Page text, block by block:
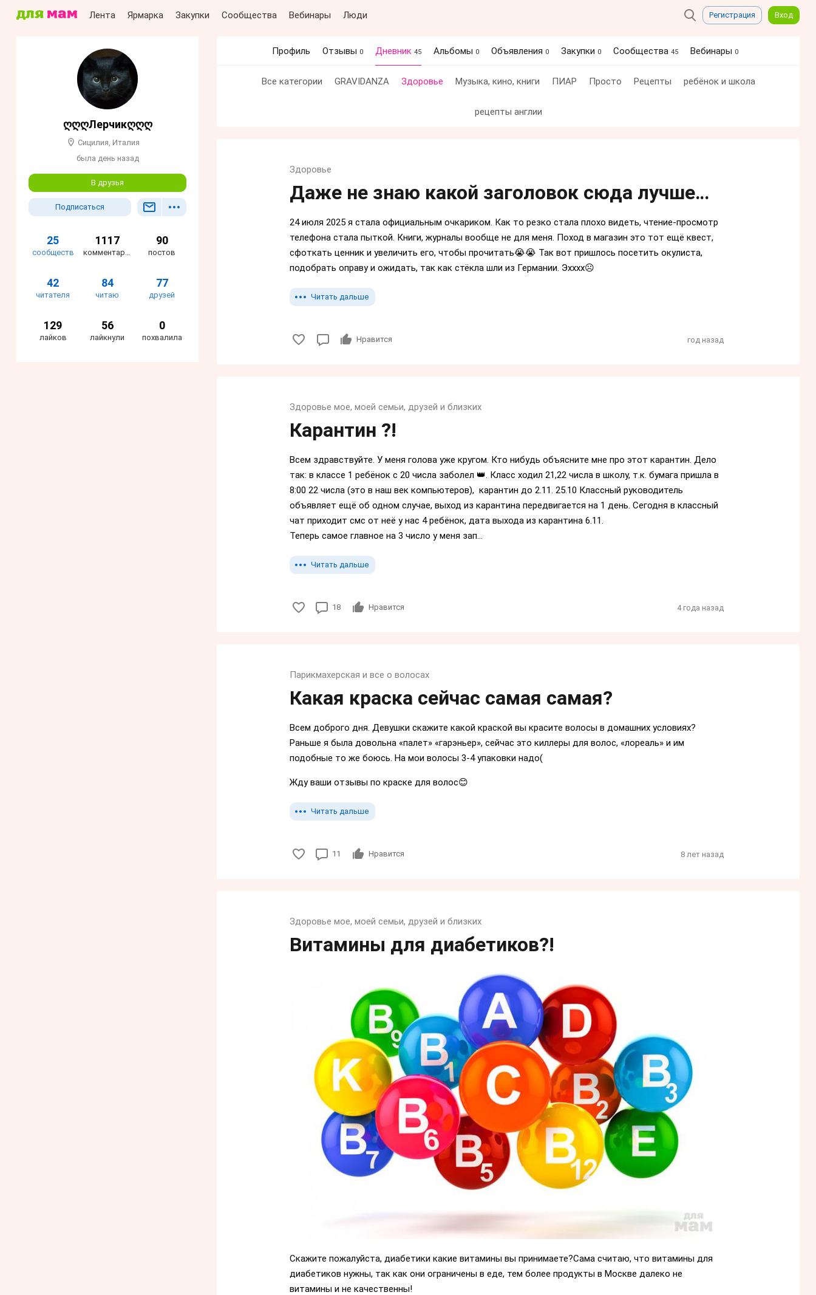
Лента Ярмарка Закупки Сообщества Вебинары Люди Регистрация Вход
ღღღЛерчикღღღ
Сицилия, Италия
была день назад
В друзья
Подписаться
25
сообществ
1117
комментариев
90
постов
42
читателя
84
читаю
77
друзей
129
лайков
56
лайкнули
0
похвалила
Профиль Отзывы 0 Дневник 45 Альбомы 0 Объявления 0 Закупки 0 Сообщества 45 Вебинары 0
Все категории GRAVIDANZA Здоровье Музыка, кино, книги ПИАР Просто Рецепты ребёнок и школа
рецепты англии
Здоровье
Даже не знаю какой заголовок сюда лучше…
24 июля 2025 я стала официальным очкариком. Как то резко стала плохо видеть, чтение-просмотр
телефона стала пыткой. Книги, журналы вообще не для меня. Поход в магазин это тот ещё квест,
сфоткать ценник и увеличить его, чтобы прочитать😭😭 Так вот пришлось посетить окулиста,
подобрать оправу и ожидать, так как стёкла шли из Германии. Эхххх☹️
Читать дальше
Нравится год назад
Здоровье мое, моей семьи, друзей и близких
Карантин ?!
Всем здравствуйте. У меня голова уже кругом. Кто нибудь объясните мне про этот карантин. Дело
так: в классе 1 ребёнок с 20 числа заболел 👑. Класс ходил 21,22 числа в школу, т.к. бумага пришла в
8:00 22 числа (это в наш век компьютеров), карантин до 2.11. 25.10 Классный руководитель
объявляет ещё об одном случае, выход из карантина передвигается на 1 день. Сегодня в классный
чат приходит смс от неё у нас 4 ребёнок, дата выхода из карантина 6.11.
Теперь самое главное на 3 число у меня зап...
Читать дальше
18 Нравится 4 года назад
Парикмахерская и все о волосах
Какая краска сейчас самая самая?
Всем доброго дня. Девушки скажите какой краской вы красите волосы в домашних условиях?
Раньше я была довольна «палет» «гарэньер», сейчас это киллеры для волос, «лореаль» и им
подобные то же боюсь. На мои волосы 3-4 упаковки надо(
Жду ваши отзывы по краске для волос😊
Читать дальше
11 Нравится 8 лет назад
Здоровье мое, моей семьи, друзей и близких
Витамины для диабетиков?!
Скажите пожалуйста, диабетики какие витамины вы принимаете?Сама считаю, что витамины для
диабетиков нужны, так как они ограничены в еде, тем более продукты в Москве далеко не
витамины и не качественны!